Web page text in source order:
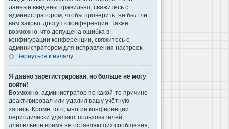
данные введены правильно, свяжитесь с
администратором, чтобы проверить, не был ли
вам закрыт доступ к конференции. Также
возможно, что допущена ошибка в
конфигурации конференции, свяжитесь с
администратором для исправления настроек.
Вернуться к началу
Я давно зарегистрирован, но больше не могу
войти!
Возможно, администратор по какой-то причине
деактивировал или удалил вашу учётную
запись. Кроме того, многие конференции
периодически удаляют пользователей,
длительное время не оставляющих сообщения,